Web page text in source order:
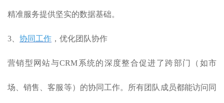
精准服务提供坚实的数据基础。
3、 协同工作 ，优化团队协作
营销型网站与CRM系统的深度整合促进了跨部门（如市
场、销售、客服等）的协同工作。所有团队成员都能访问同